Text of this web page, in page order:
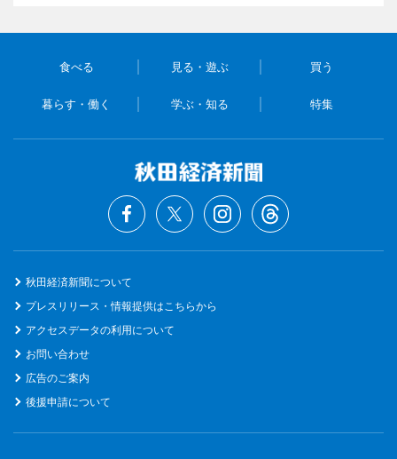
食べる 見る・遊ぶ 買う
暮らす・働く 学ぶ・知る 特集
秋田経済新聞について
プレスリリース・情報提供はこちらから
アクセスデータの利用について
お問い合わせ
広告のご案内
後援申請について